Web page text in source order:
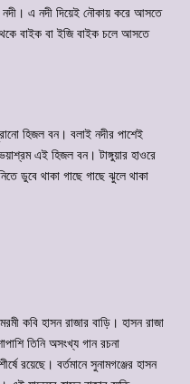
নদী। এ নদী দিয়েই নৌকায় করে আসতে
বাইক বা ইজি বাইক চলে আসতে
হিজল বন। বলাই নদীর পাশেই
এই হিজল বন। টাঙ্গুয়ার হাওরে
ডুবে থাকা গাছে গাছে ঝুলে থাকা
কবি হাসন রাজার বাড়ি। হাসন রাজা
তিনি অসংখ্য গান রচনা
রয়েছে। বর্তমানে সুনামগঞ্জের হাসন